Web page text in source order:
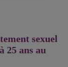
sexuel
25 ans au